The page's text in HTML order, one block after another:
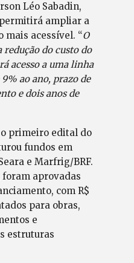
Léo Sabadin,
ampliar a
mais acessível. “O
do custo do
acesso a uma linha
ao ano, prazo de
e dois anos de
primeiro edital do
fundos em
e Marfrig/BRF.
aprovadas
com R$
para obras,
e
estruturas